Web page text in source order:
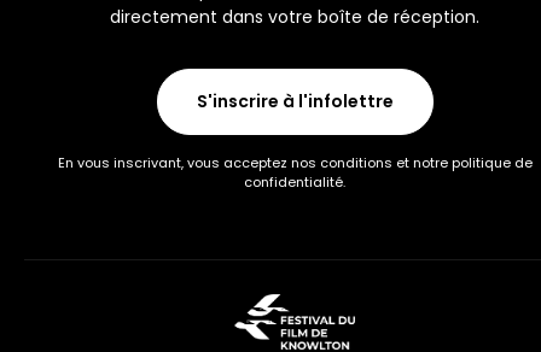
directement dans votre boîte de réception.
S'inscrire à l'infolettre
En vous inscrivant, vous acceptez nos conditions et notre politique de
confidentialité.